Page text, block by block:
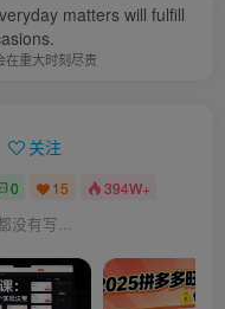
matters will fulfill
在重大时刻尽责
关注
0 15 394W+
没有写...